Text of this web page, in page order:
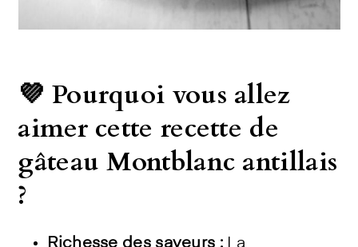
💜 Pourquoi vous allez
aimer cette recette de
gâteau Montblanc antillais
?
Richesse des saveurs : La